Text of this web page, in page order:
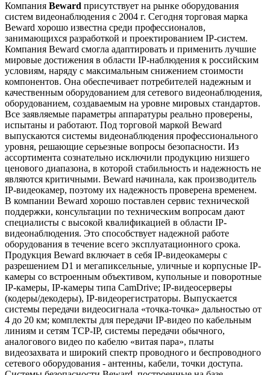
Компания Beward присутствует на рынке оборудования
систем видеонаблюдения с 2004 г. Сегодня торговая марка
Beward хорошо известна среди профессионалов,
занимающихся разработкой и проектированием IP-систем.
Компания Beward смогла адаптировать и применить лучшие
мировые достижения в области IP-наблюдения к российским
условиям, наряду с максимальным снижением стоимости
компонентов. Она обеспечивает потребителей надежным и
качественным оборудованием для сетевого видеонаблюдения,
оборудованием, создаваемым на уровне мировых стандартов.
Все заявляемые параметры аппаратуры реально проверены,
испытаны и работают. Под торговой маркой Beward
выпускаются системы видеонаблюдения профессионального
уровня, решающие серьезные вопросы безопасности. Из
ассортимента сознательно исключили продукцию низшего
ценового диапазона, в которой стабильность и надежность не
являются критичными. Beward начинала, как производитель
IP-видеокамер, поэтому их надежность проверена временем.
В компании Beward хорошо поставлен сервис технической
поддержки, консультации по техническим вопросам дают
специалисты с высокой квалификацией в области IP-
видеонаблюдения. Это способствует надежной работе
оборудования в течение всего эксплуатационного срока.
Продукция Beward включает в себя IP-видеокамеры с
разрешением D1 и мегапиксельные, уличные и корпусные IP-
камеры со встроенным объективом, купольные и поворотные
IP-камеры, IP-камеры типа CamDrive; IP-видеосерверы
(кодеры/декодеры), IP-видеорегистраторы. Выпускается
системы передачи видеосигнала «точка-точка» дальностью от
4 до 20 км; комплекты для передачи IP-видео по кабельным
линиям и сетям TCP-IP, системы передачи обычного,
аналогового видео по кабелю «витая пара», платы
видеозахвата и широкий спектр проводного и беспроводного
сетевого оборудования - антенны, кабели, точки доступа.